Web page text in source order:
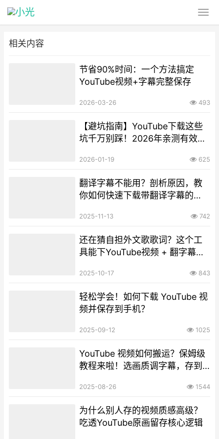
相关内容
节省90%时间：一个方法搞定
YouTube视频+字幕完整保存
2026-03-26 493
【避坑指南】YouTube下载这些
坑千万别踩！2026年亲测有效的
2026-01-19 625
翻译字幕不能用？剖析原因，教
你如何快速下载带翻译字幕的
2025-11-13 742
还在猜自担外文歌歌词？这个工
具能下YouTube视频 + 翻字幕，
2025-10-17 843
轻松学会！如何下载 YouTube 视
频并保存到手机？
2025-09-12 1025
YouTube 视频如何搬运？保姆级
教程来啦！选画质调字幕，存到
2025-08-26 1544
为什么别人存的视频质感高级？
吃透YouTube原画留存核心逻辑